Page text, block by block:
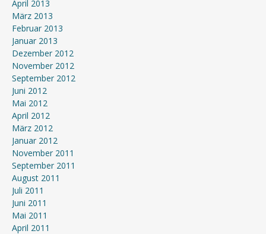
April 2013
März 2013
Februar 2013
Januar 2013
Dezember 2012
November 2012
September 2012
Juni 2012
Mai 2012
April 2012
März 2012
Januar 2012
November 2011
September 2011
August 2011
Juli 2011
Juni 2011
Mai 2011
April 2011